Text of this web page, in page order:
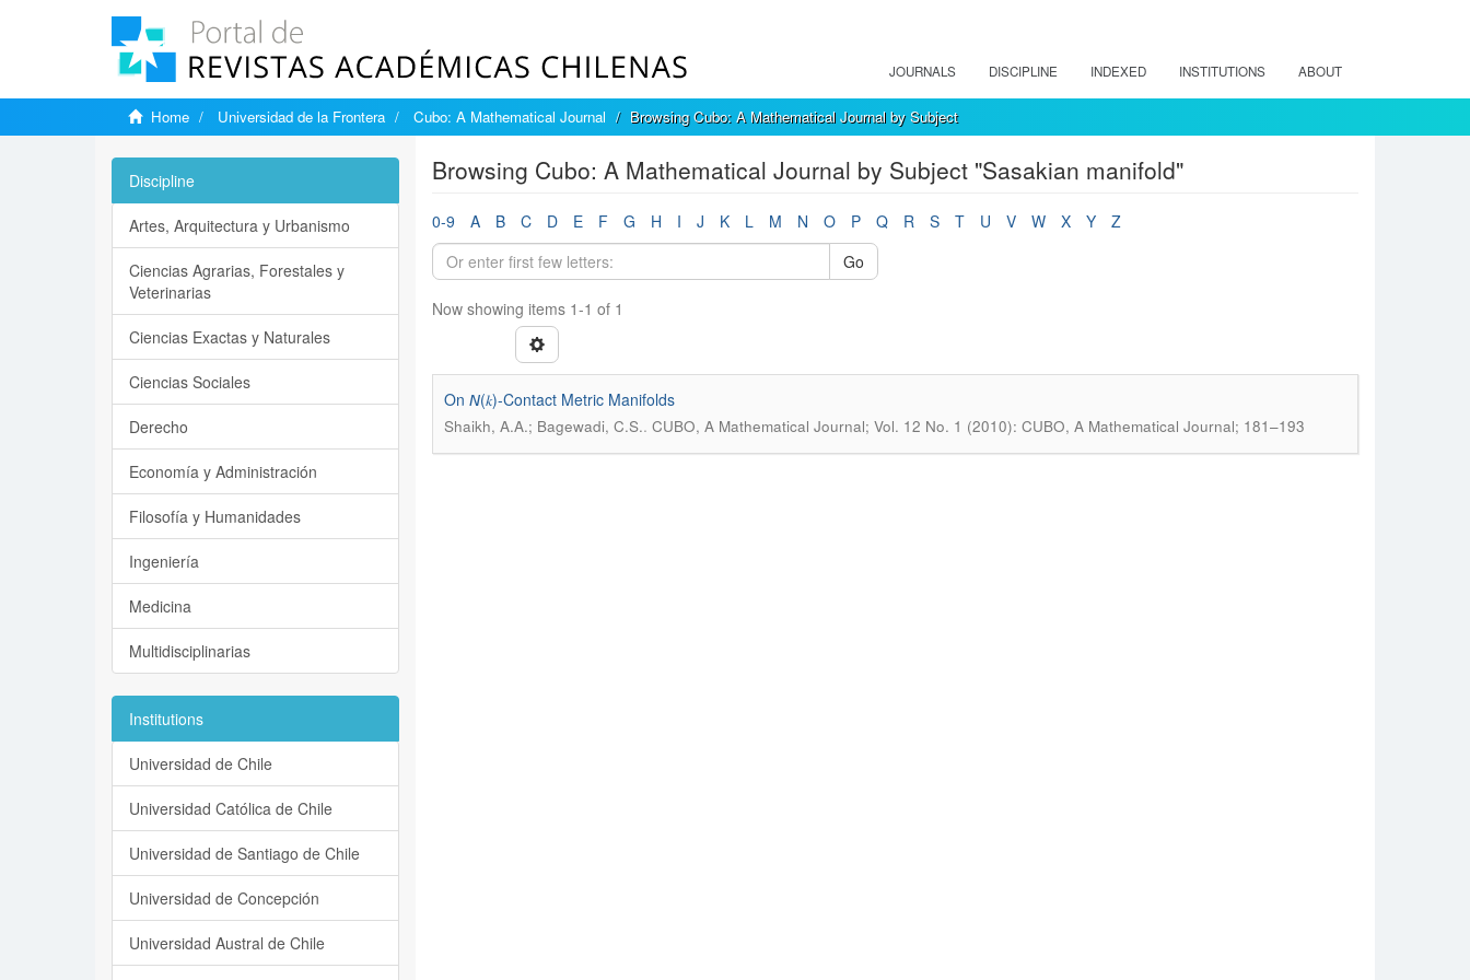
JOURNALS DISCIPLINE INDEXED INSTITUTIONS ABOUT
Home Universidad de la Frontera Cubo: A Mathematical Journal Browsing Cubo: A Mathematical Journal by Subject
Browsing Cubo: A Mathematical Journal by Subject "Sasakian manifold"
0-9 A B C D E F G H I J K L M N O P Q R S T U V W X Y
Z
Go
Now showing items 1-1 of 1
On 𝘕(𝑘)-Contact Metric Manifolds
Shaikh, A.A.; Bagewadi, C.S.. CUBO, A Mathematical Journal; Vol. 12 No. 1 (2010): CUBO, A Mathematical Journal; 181–193
Discipline
Artes, Arquitectura y Urbanismo
Ciencias Agrarias, Forestales y
Veterinarias
Ciencias Exactas y Naturales
Ciencias Sociales
Derecho
Economía y Administración
Filosofía y Humanidades
Ingeniería
Medicina
Multidisciplinarias
Institutions
Universidad de Chile
Universidad Católica de Chile
Universidad de Santiago de Chile
Universidad de Concepción
Universidad Austral de Chile